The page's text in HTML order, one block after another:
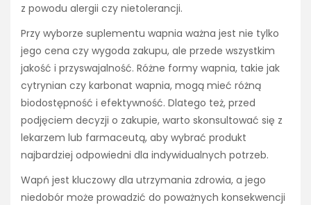
z powodu alergii czy nietolerancji.
Przy wyborze suplementu wapnia ważna jest nie tylko
jego cena czy wygoda zakupu, ale przede wszystkim
jakość i przyswajalność. Różne formy wapnia, takie jak
cytrynian czy karbonat wapnia, mogą mieć różną
biodostępność i efektywność. Dlatego też, przed
podjęciem decyzji o zakupie, warto skonsultować się z
lekarzem lub farmaceutą, aby wybrać produkt
najbardziej odpowiedni dla indywidualnych potrzeb.
Wapń jest kluczowy dla utrzymania zdrowia, a jego
niedobór może prowadzić do poważnych konsekwencji